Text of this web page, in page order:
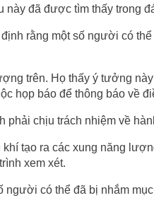
đã được tìm thấy trong
rằng một số người có
trên. Họ thấy ý tưởng
họp báo để thông báo về
phải chịu trách nhiệm về
tạo ra các xung năng
xem xét.
có thể đã bị nhắm